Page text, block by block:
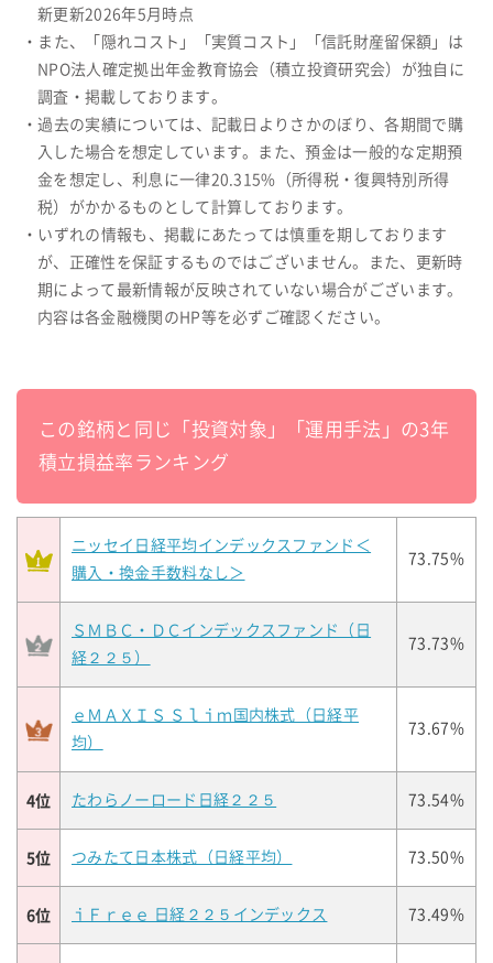
新更新2026年5月時点
・また、「隠れコスト」「実質コスト」「信託財産留保額」は
NPO法人確定拠出年金教育協会（積立投資研究会）が独自に
調査・掲載しております。
・過去の実績については、記載日よりさかのぼり、各期間で購
入した場合を想定しています。また、預金は一般的な定期預
金を想定し、利息に一律20.315%（所得税・復興特別所得
税）がかかるものとして計算しております。
・いずれの情報も、掲載にあたっては慎重を期しております
が、正確性を保証するものではございません。また、更新時
期によって最新情報が反映されていない場合がございます。
内容は各金融機関のHP等を必ずご確認ください。
この銘柄と同じ「投資対象」「運用手法」の3年
積立損益率ランキング
ニッセイ日経平均インデックスファンド＜
購入・換金手数料なし＞
73.75%
ＳＭＢＣ・ＤＣインデックスファンド（日
経２２５）
73.73%
ｅＭＡＸＩＳ Ｓｌｉｍ国内株式（日経平
均）
73.67%
4位 たわらノーロード日経２２５ 73.54%
5位 つみたて日本株式（日経平均） 73.50%
6位 ｉＦｒｅｅ 日経２２５インデックス 73.49%